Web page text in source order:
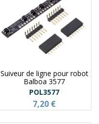
Suiveur de ligne pour robot
Balboa 3577
POL3577
7,20 €